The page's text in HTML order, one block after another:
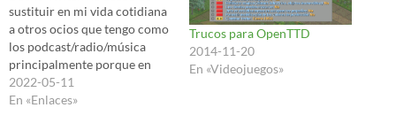
sustituir en mi vida cotidiana
a otros ocios que tengo como
los podcast/radio/música
principalmente porque en
esta vida que tengo...uff...no
puedo secuestrar mis ojos de
2022-05-11
En «Enlaces»
Trucos para OpenTTD
2014-11-20
En «Videojuegos»